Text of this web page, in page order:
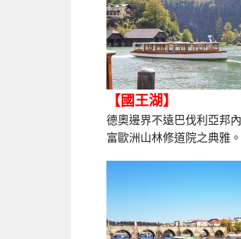
【國王湖】
德奧邊界不遠巴伐利亞邦
富歐洲山林修道院之典雅